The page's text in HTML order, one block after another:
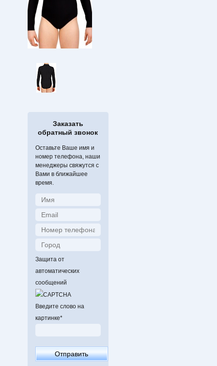
Заказать
обратный звонок
Оставьте Ваше имя и
номер телефона, наши
менеджеры свяжутся с
Вами в ближайшее
время.
Защита от
автоматических
сообщений
Введите слово на
картинке*